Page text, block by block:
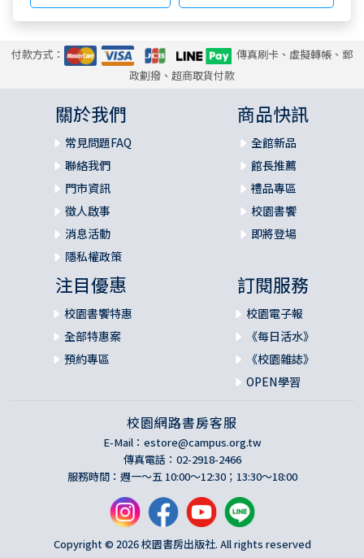
付款方式：
傳真刷卡、虛擬轉帳、郵
政劃撥、超商取貨付款
關於我們
常見問題FAQ
聯絡我們
門市資訊
徵人啟事
消息活動
隱私權政策
商品快訊
全館新品
館長推薦
禮品專區
校園書饗
即將登場
注目優惠
校園書饗特惠
全部特惠案
預約專區
訂閱服務
校園電子報
《每日活水》
《校園雜誌》
OPEN學習
校園網路書房客服
E-Mail： estore@campus.org.tw
傳真電話：02-2918-2466
服務時間：週一～五 10:00～12:30；13:30～18:00
Copyright © 2026 校園書房出版社. All rights reserved